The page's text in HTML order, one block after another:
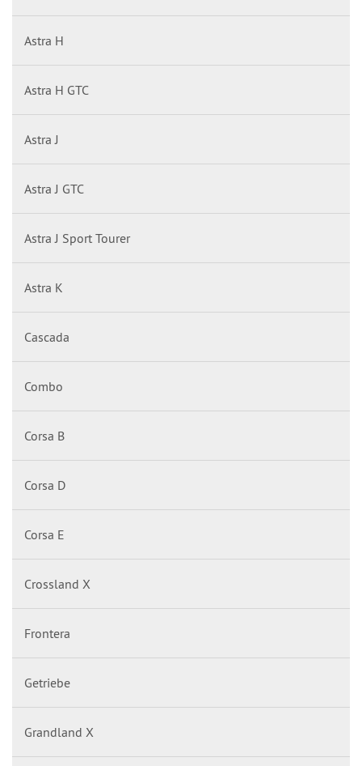
Astra H
Astra H GTC
Astra J
Astra J GTC
Astra J Sport Tourer
Astra K
Cascada
Combo
Corsa B
Corsa D
Corsa E
Crossland X
Frontera
Getriebe
Grandland X